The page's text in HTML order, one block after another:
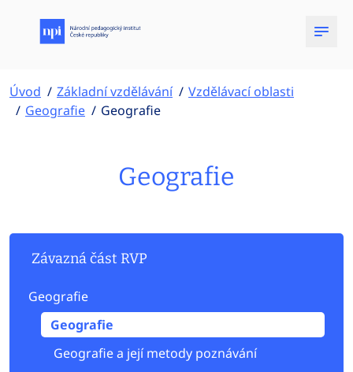
Úvod Základní vzdělávání
Vzdělávací oblasti
Geografie
Geografie
Geografie
Závazná část RVP
Geografie
Geografie
Geografie a její metody poznávání